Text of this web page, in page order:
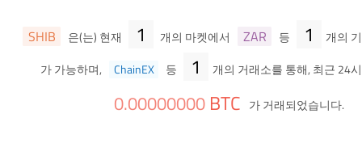
SHIB 은(는) 현재 1 개의 마켓에서 ZAR 등 1
개의
가 가능하며,
ChainEX 등 1 개의 거래소를 통해, 최근 24
0.00000000 BTC 가 거래되었습니다.